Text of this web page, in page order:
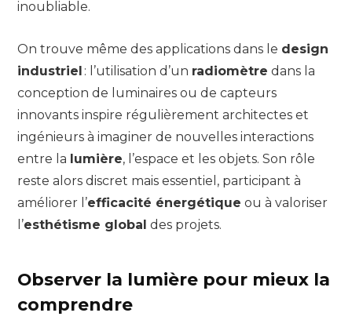
inoubliable.
On trouve même des applications dans le design
industriel : l’utilisation d’un radiomètre dans la
conception de luminaires ou de capteurs
innovants inspire régulièrement architectes et
ingénieurs à imaginer de nouvelles interactions
entre la lumière, l’espace et les objets. Son rôle
reste alors discret mais essentiel, participant à
améliorer l’efficacité énergétique ou à valoriser
l’esthétisme global des projets.
Observer la lumière pour mieux la
comprendre